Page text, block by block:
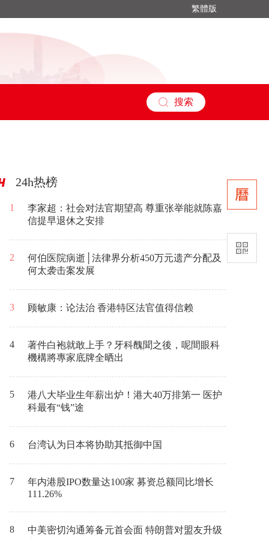
繁體版
搜索
24h热榜
1
李家超：社会对法官期望高 尊重张举能就陈嘉
信提早退休之安排
2
何伯医院病逝│法律界分析450万元遗产分配及
何太袭击案发展
3 顾敏康：论法治 香港特区法官值得信赖
4
著件白袍就敢上手？牙科醜聞之後，呢間眼科
機構將專家底牌全晒出
5
港八大毕业生年薪出炉！港大40万排第一 医护
科最有“钱”途
6 台湾认为日本将协助其抵御中国
7
年内港股IPO数量达100家 募资总额同比增长
111.26%
8
中美密切沟通筹备元首会面 特朗普对盟友升级